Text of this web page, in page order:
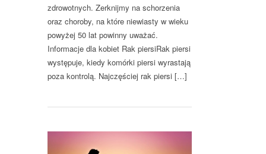
zdrowotnych. Zerknijmy na schorzenia
oraz choroby, na które niewiasty w wieku
powyżej 50 lat powinny uważać.
Informacje dla kobiet Rak piersiRak piersi
występuje, kiedy komórki piersi wyrastają
poza kontrolą. Najczęściej rak piersi […]